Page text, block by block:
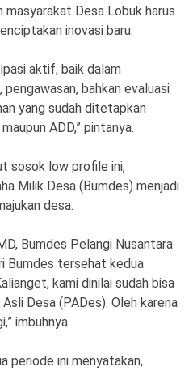
Desa Lobuk harus
inovasi baru.
aktif, baik dalam
bahkan evaluasi
yang sudah ditetapkan
ADD,” pintanya.
sosok low profile ini,
Milik Desa (Bumdes) menjadi
desa.
Bumdes Pelangi Nusantara
Bumdes tersehat kedua
kami dinilai sudah bisa
Desa (PADes). Oleh karena
imbuhnya.
periode ini menyatakan,